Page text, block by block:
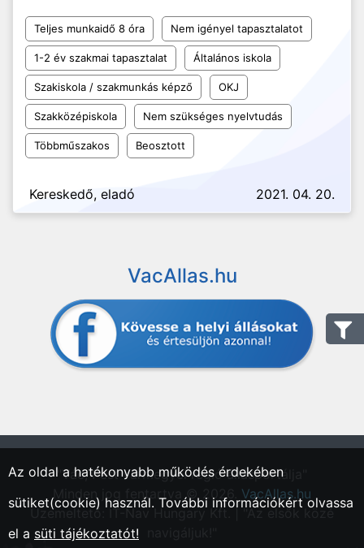
Teljes munkaidő 8 óra Nem igényel tapasztalatot
1-2 év szakmai tapasztalat Általános iskola
Szakiskola / szakmunkás képző OKJ
Szakközépiskola Nem szükséges nyelvtudás
Többműszakos Beosztott
Kereskedő, eladó 2021. 04. 20.
VacAllas.hu
"Vác, Pest vármegyei régió állásportálja"
Minden jog fentartva © 2026. VacAllas.hu
Üzemeltető: IT-Nav Hungary Kft. | "Az elsők közé
Az oldal a hatékonyabb működés érdekében
sütiket(cookie) használ. További információkért olvassa
el a süti tájékoztatót!